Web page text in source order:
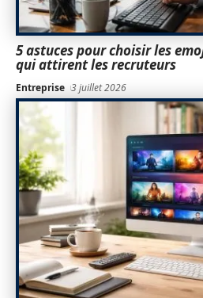
5 astuces pour choisir les
qui attirent les recruteurs
Entreprise 3 juillet 2026